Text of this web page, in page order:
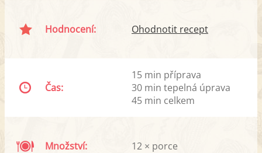
Hodnocení: Ohodnotit recept
Čas:
15 min příprava
30 min tepelná úprava
45 min celkem
Množství: 12 × porce